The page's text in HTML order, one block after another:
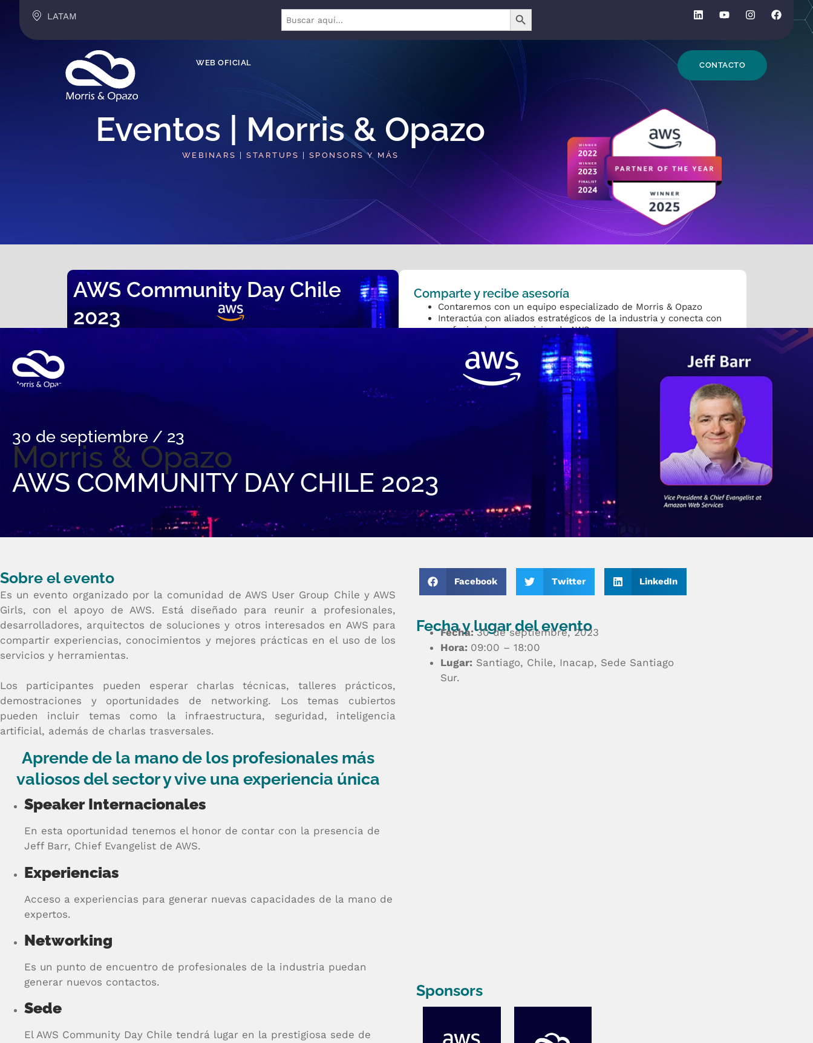
LATAM Buscar:
BOTÓN DE BÚSQUEDA
WEB OFICIAL CONTACTO
Eventos | Morris & Opazo​
WEBINARS | STARTUPS | SPONSORS Y MÁS
AWS Community Day Chile
2023
Comparte y recibe asesoría
Contaremos con un equipo especializado de Morris & Opazo
Interactúa con aliados estratégicos de la industria y conecta con
profesionales en servicios de AWS.
Entérate de las tendencias más recientes en tecnología de la
nube hasta soluciones innovadoras y disruptivas.
30 de septiembre / 23
Morris & Opazo
AWS COMMUNITY DAY CHILE 2023
Sobre el evento
Es un evento organizado por la comunidad de AWS User Group Chile y AWS
Girls, con el apoyo de AWS. Está diseñado para reunir a profesionales,
desarrolladores, arquitectos de soluciones y otros interesados en AWS para
compartir experiencias, conocimientos y mejores prácticas en el uso de los
servicios y herramientas.
Los participantes pueden esperar charlas técnicas, talleres prácticos,
demostraciones y oportunidades de networking. Los temas cubiertos
pueden incluir temas como la infraestructura, seguridad, inteligencia
artificial, además de charlas trasversales.
Aprende de la mano de los profesionales más
valiosos del sector y vive una experiencia única
Speaker Internacionales
En esta oportunidad tenemos el honor de contar con la presencia de
Jeff Barr, Chief Evangelist de AWS.
Experiencias
Acceso a experiencias para generar nuevas capacidades de la mano de
expertos.
Networking
Es un punto de encuentro de profesionales de la industria puedan
generar nuevos contactos.
Sede
El AWS Community Day Chile tendrá lugar en la prestigiosa sede de
Facebook Twitter LinkedIn
Fecha y lugar del evento
Fecha:30 de septiembre, 2023
Hora: 09:00 – 18:00
Lugar: Santiago, Chile, Inacap, Sede Santiago
Sur.
Sponsors